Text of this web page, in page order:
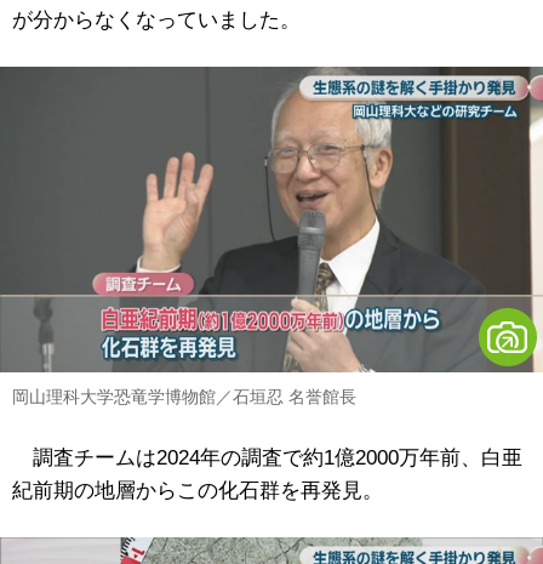
が分からなくなっていました。
岡山理科大学恐竜学博物館／石垣忍 名誉館長
調査チームは2024年の調査で約1億2000万年前、白亜
紀前期の地層からこの化石群を再発見。